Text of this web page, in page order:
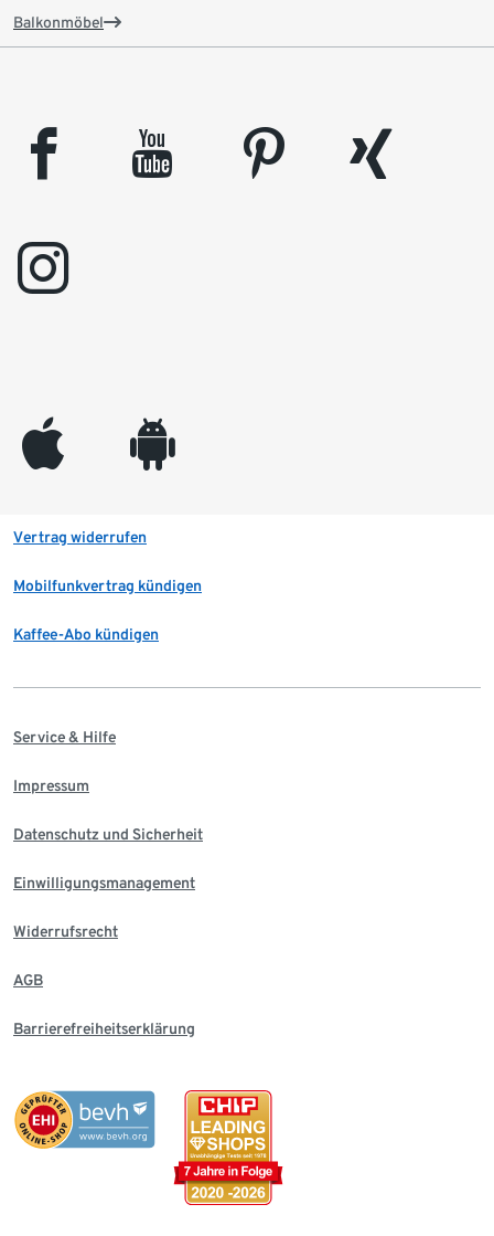
Balkonmöbel
facebook youtube pinterest
xing
instagram
appleinc android
Vertrag widerrufen
Mobilfunkvertrag kündigen
Kaffee-Abo kündigen
Service & Hilfe
Impressum
Datenschutz und Sicherheit
Einwilligungsmanagement
Widerrufsrecht
AGB
Barrierefreiheitserklärung